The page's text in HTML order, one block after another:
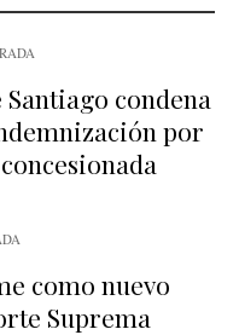
condena
por
como nuevo
Suprema